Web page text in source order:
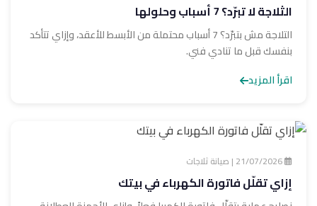
الثلاجة لا تبرّد؟ 7 أسباب وحلولها
التلاجة مش بتبرّد؟ 7 أسباب محتملة من الأبسط للأعقد، وإزاي تتأكد
بنفسك قبل ما تنادي فني.
اقرأ المزيد
إزاي تقلّل فاتورة الكهرباء في بيتك